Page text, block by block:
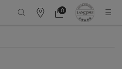
カ
カ
ー
0
0 カート内の製品